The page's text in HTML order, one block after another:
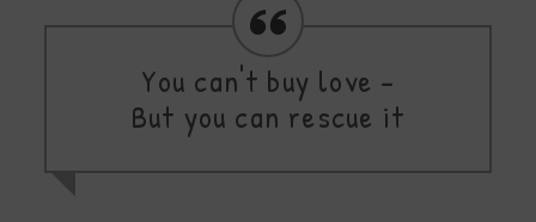
You can't buy love -
But you can rescue it